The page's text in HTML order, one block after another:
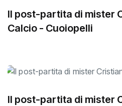
Il post-partita di mister
Calcio - Cuoiopelli
Il post-partita di mister